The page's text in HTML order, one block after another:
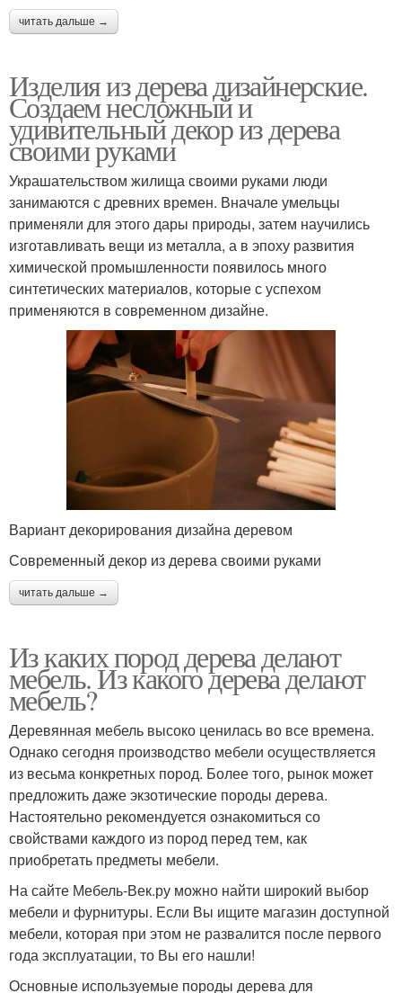
читать дальше →
Изделия из дерева дизайнерские.
Создаем несложный и
удивительный декор из дерева
своими руками
Украшательством жилища своими руками люди
занимаются с древних времен. Вначале умельцы
применяли для этого дары природы, затем научились
изготавливать вещи из металла, а в эпоху развития
химической промышленности появилось много
синтетических материалов, которые с успехом
применяются в современном дизайне.
Вариант декорирования дизайна деревом
Современный декор из дерева своими руками
читать дальше →
Из каких пород дерева делают
мебель. Из какого дерева делают
мебель?
Деревянная мебель высоко ценилась во все времена.
Однако сегодня производство мебели осуществляется
из весьма конкретных пород. Более того, рынок может
предложить даже экзотические породы дерева.
Настоятельно рекомендуется ознакомиться со
свойствами каждого из пород перед тем, как
приобретать предметы мебели.
На сайте Мебель-Век.ру можно найти широкий выбор
мебели и фурнитуры. Если Вы ищите магазин доступной
мебели, которая при этом не развалится после первого
года эксплуатации, то Вы его нашли!
Основные используемые породы дерева для